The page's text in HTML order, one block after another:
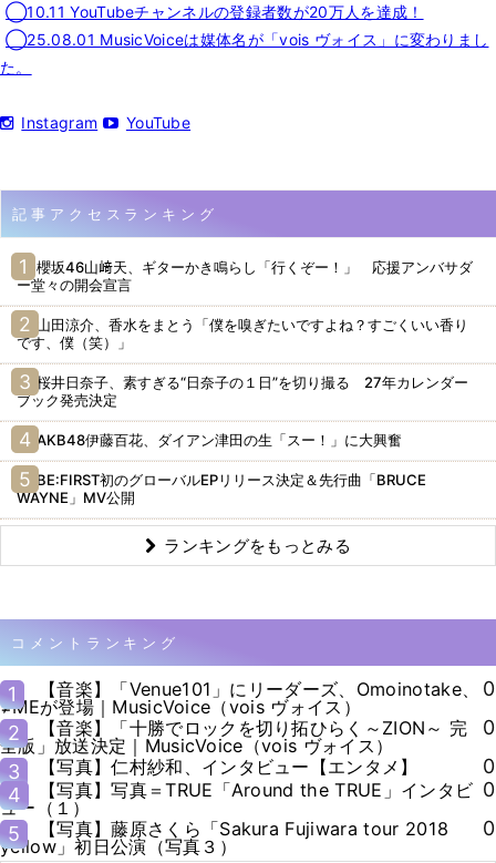
◯10.11 YouTubeチャンネルの登録者数が20万人を達成！
◯25.08.01 MusicVoiceは媒体名が「vois ヴォイス」に変わりまし
た。
Instagram YouTube
記事アクセスランキング
櫻坂46山﨑天、ギターかき鳴らし「行くぞー！」 応援アンバサダ
ー堂々の開会宣言
山田涼介、香水をまとう「僕を嗅ぎたいですよね？すごくいい香り
です、僕（笑）」
桜井日奈子、素すぎる“日奈子の１日”を切り撮る 27年カレンダー
ブック発売決定
AKB48伊藤百花、ダイアン津田の生「スー！」に大興奮
BE:FIRST初のグローバルEPリリース決定＆先行曲「BRUCE
WAYNE」MV公開
ランキングをもっとみる
コメントランキング
1
【音楽】「Venue101」にリーダーズ、Omoinotake、
≠MEが登場｜MusicVoice（vois ヴォイス）
0
2
【音楽】「十勝でロックを切り拓ひらく～ZION～ 完
全版」放送決定｜MusicVoice（vois ヴォイス）
0
3
【写真】仁村紗和、インタビュー【エンタメ】
0
4
【写真】写真＝TRUE「Around the TRUE」インタビ
ュー（１）
0
5
【写真】藤原さくら「Sakura Fujiwara tour 2018
yellow」初日公演（写真３）
0